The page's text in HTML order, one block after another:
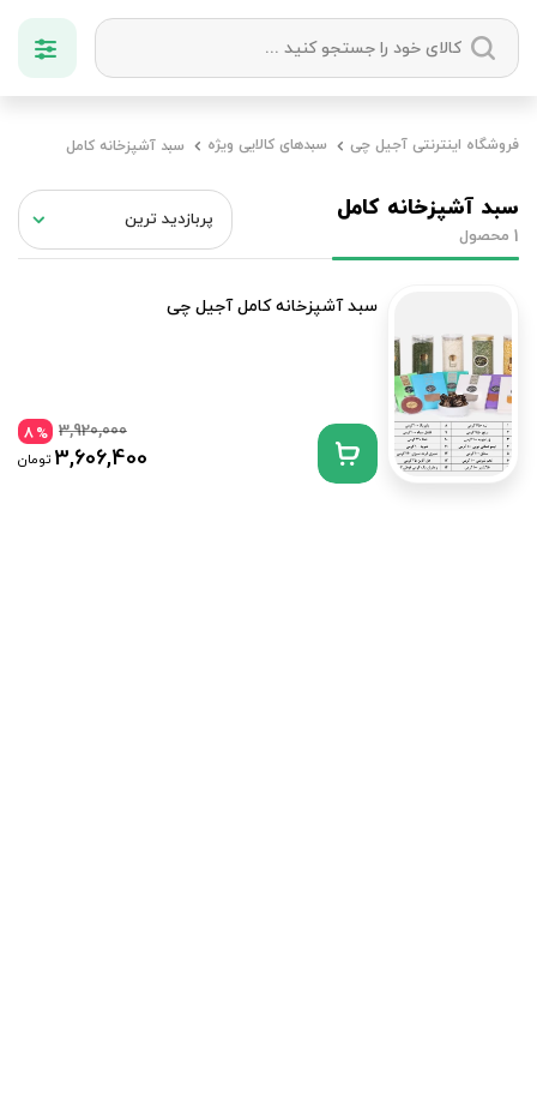
خشکبار
فروشگاه اینترنتی آجیل چی سبدهای کالایی ویژه سبد آشپزخانه کامل
سبد آشپزخانه کامل
1 محصول
سبد آشپزخانه کامل آجیل چی
3,920,000
%
8
3,606,400 تومان